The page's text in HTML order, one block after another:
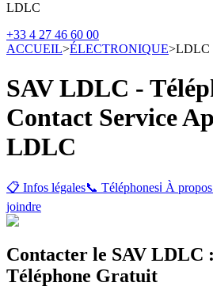
LDLC
+33 4 27 46 60 00
ACCUEIL>ÉLECTRONIQUE>LDLC
SAV LDLC -
Contact Service
LDLC
📋 Infos légales📞 Téléphonesℹ️ À propos
joindre
Contacter le SAV LDLC
Téléphone Gratuit